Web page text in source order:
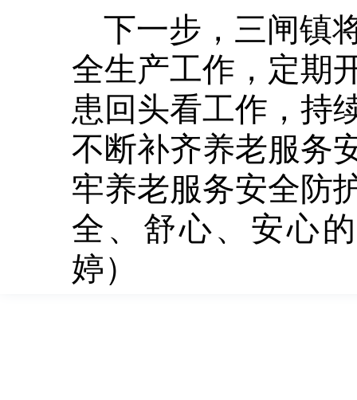
下一步，三闸镇
全生产工作，定期
患回头看工作，持
不断补齐养老服务
牢养老服务安全防
全、舒心、安心
婷）